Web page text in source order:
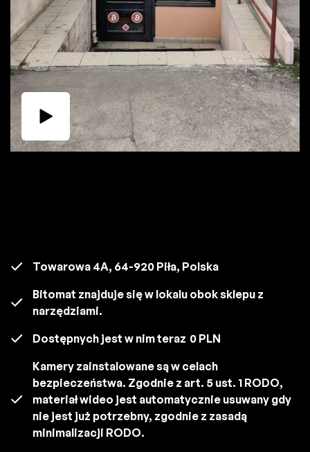
Towarowa 4A, 64-920 Piła, Polska
Bitomat znajduje się w lokalu obok sklepu z
narzędziami.
Dostępnych jest w nim teraz 0 PLN
Kamery zainstalowane są w celach
bezpieczeństwa. Zgodnie z art. 5 ust. 1 RODO,
materiał wideo jest automatycznie usuwany gdy
nie jest już potrzebny, zgodnie z zasadą
minimalizacji RODO.